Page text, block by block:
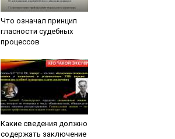
Что означал принцип
гласности судебных
процессов
Какие сведения должно
содержать заключение